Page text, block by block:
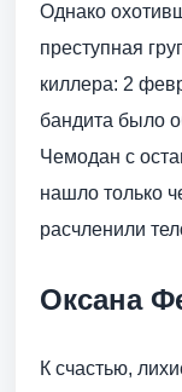
Однако
преступная
киллера: 2
бандита было
Чемодан с
нашло только
расчленили
Оксана
К счастью,